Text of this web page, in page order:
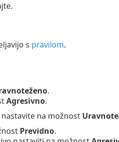
s pravilom.
.
Agresivno.
na možnost
Previdno.